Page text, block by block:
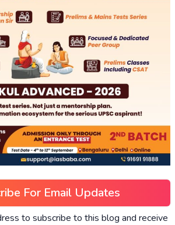
For Email Updates
to subscribe to this blog and receive